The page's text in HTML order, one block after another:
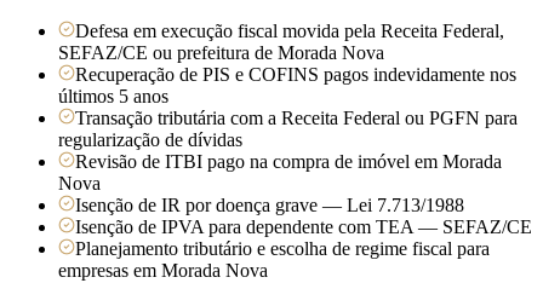
Defesa em execução fiscal movida pela Receita Federal,
SEFAZ/CE ou prefeitura de Morada Nova
Recuperação de PIS e COFINS pagos indevidamente nos
últimos 5 anos
Transação tributária com a Receita Federal ou PGFN para
regularização de dívidas
Revisão de ITBI pago na compra de imóvel em Morada
Nova
Isenção de IR por doença grave — Lei 7.713/1988
Isenção de IPVA para dependente com TEA — SEFAZ/CE
Planejamento tributário e escolha de regime fiscal para
empresas em Morada Nova